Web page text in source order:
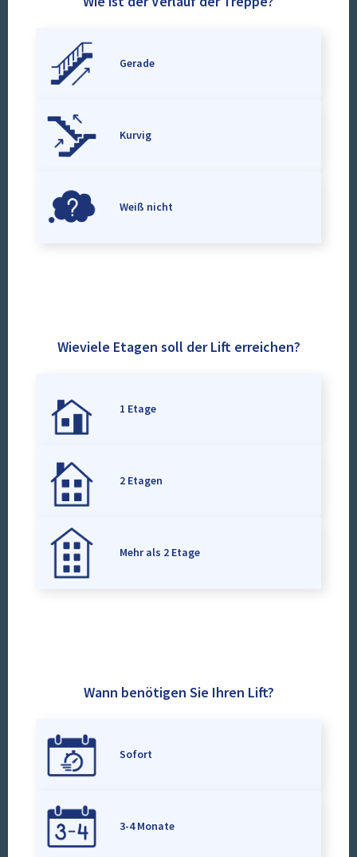
Gerade
Kurvig
Weiß nicht
Wieviele Etagen soll der Lift erreichen?
1 Etage
2 Etagen
Mehr als 2 Etage
Wann benötigen Sie Ihren Lift?
Sofort
3-4 Monate